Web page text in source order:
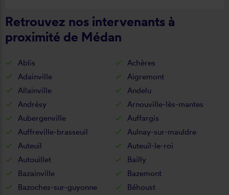
Retrouvez nos intervenants à
proximité de Médan
Ablis
Achères
Adainville
Aigremont
Allainville
Andelu
Andrésy
Arnouville-lès-mantes
Aubergenville
Auffargis
Auffreville-brasseuil
Aulnay-sur-mauldre
Auteuil
Auteuil-le-roi
Autouillet
Bailly
Bazainville
Bazemont
Bazoches-sur-guyonne
Béhoust